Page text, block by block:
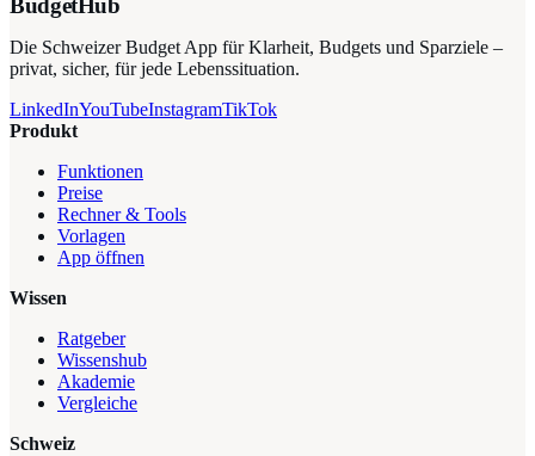
BudgetHub
Die Schweizer Budget App für Klarheit, Budgets und Sparziele –
privat, sicher, für jede Lebenssituation.
LinkedInYouTubeInstagramTikTok
Produkt
Funktionen
Preise
Rechner & Tools
Vorlagen
App öffnen
Wissen
Ratgeber
Wissenshub
Akademie
Vergleiche
Schweiz